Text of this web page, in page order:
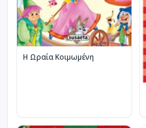
Η Ωραία Κοιμωμένη